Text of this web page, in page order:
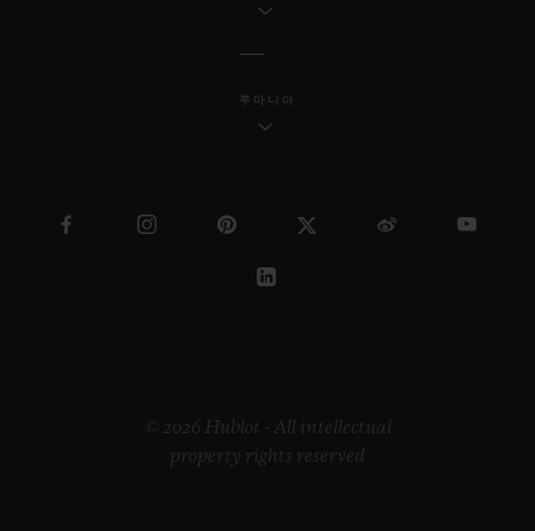
루마니아
© 2026 Hublot - All intellectual
property rights reserved